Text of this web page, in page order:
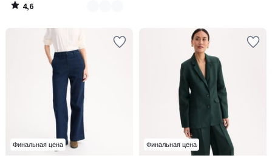
4,6
/
Финальная цена Финальная цена